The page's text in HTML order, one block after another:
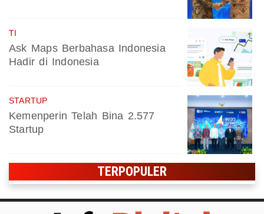
TI
Ask Maps Berbahasa Indonesia
Hadir di Indonesia
STARTUP
Kemenperin Telah Bina 2.577
Startup
TERPOPULER